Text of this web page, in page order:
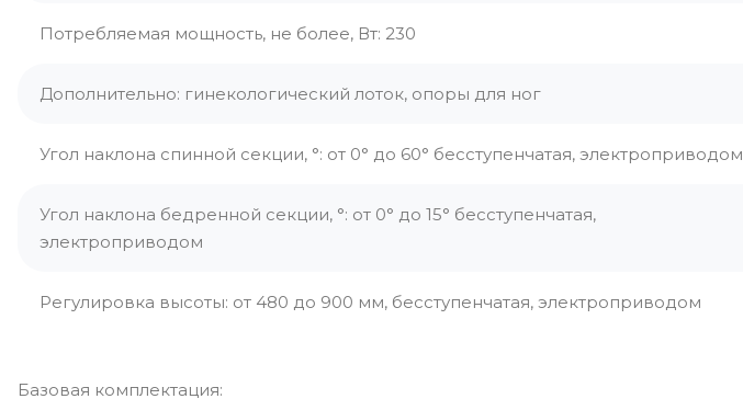
Потребляемая мощность, не более, Вт: 230
Дополнительно: гинекологический лоток, опоры для ног
Угол наклона спинной секции, °: от 0° до 60° бесступенчатая, электроприводом
Угол наклона бедренной секции, °: от 0° до 15° бесступенчатая,
электроприводом
Регулировка высоты: от 480 до 900 мм, бесступенчатая, электроприводом
Базовая комплектация: